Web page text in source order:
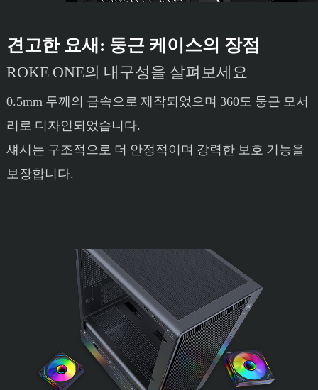
견고한 요새: 둥근 케이스의 장점
ROKE ONE의 내구성을 살펴보세요
0.5mm 두께의 금속으로 제작되었으며 360도 둥근 모서
리로 디자인되었습니다.
섀시는 구조적으로 더 안정적이며 강력한 보호 기능을
보장합니다.